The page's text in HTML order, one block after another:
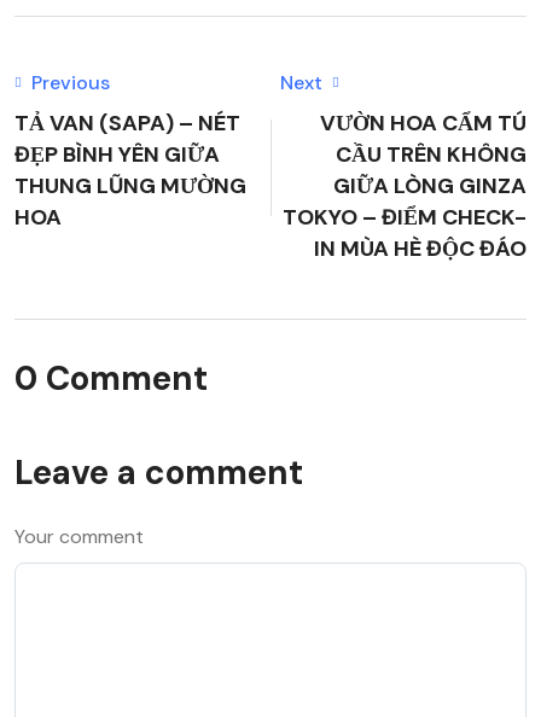
Previous
TẢ VAN (SAPA) – NÉT
ĐẸP BÌNH YÊN GIỮA
THUNG LŨNG MƯỜNG
HOA
Next
VƯỜN HOA CẨM TÚ
CẦU TRÊN KHÔNG
GIỮA LÒNG GINZA
TOKYO – ĐIỂM CHECK-
IN MÙA HÈ ĐỘC ĐÁO
0 Comment
Leave a comment
Your comment